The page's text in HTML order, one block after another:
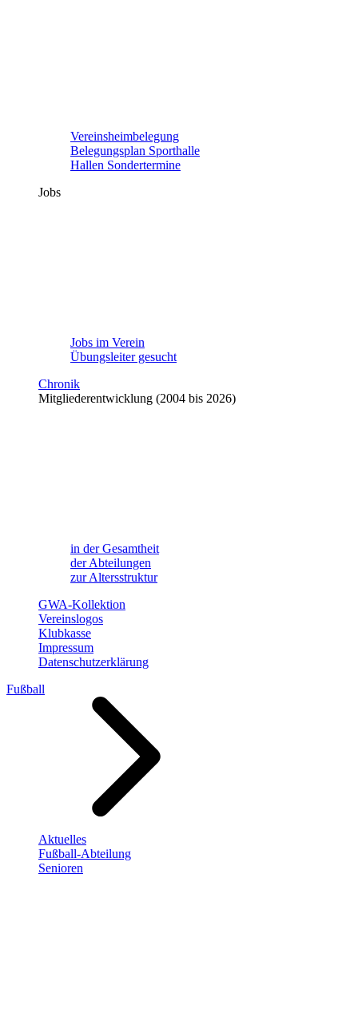
Vereinsheimbelegung
Belegungsplan Sporthalle
Hallen Sondertermine
Jobs
Jobs im Verein
Übungsleiter gesucht
Chronik
Mitgliederentwicklung (2004 bis 2026)
in der Gesamtheit
der Abteilungen
zur Altersstruktur
GWA-Kollektion
Vereinslogos
Klubkasse
Impressum
Datenschutzerklärung
Fußball
Aktuelles
Fußball-Abteilung
Senioren